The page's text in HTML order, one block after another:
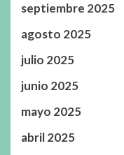
septiembre 2025
agosto 2025
julio 2025
junio 2025
mayo 2025
abril 2025